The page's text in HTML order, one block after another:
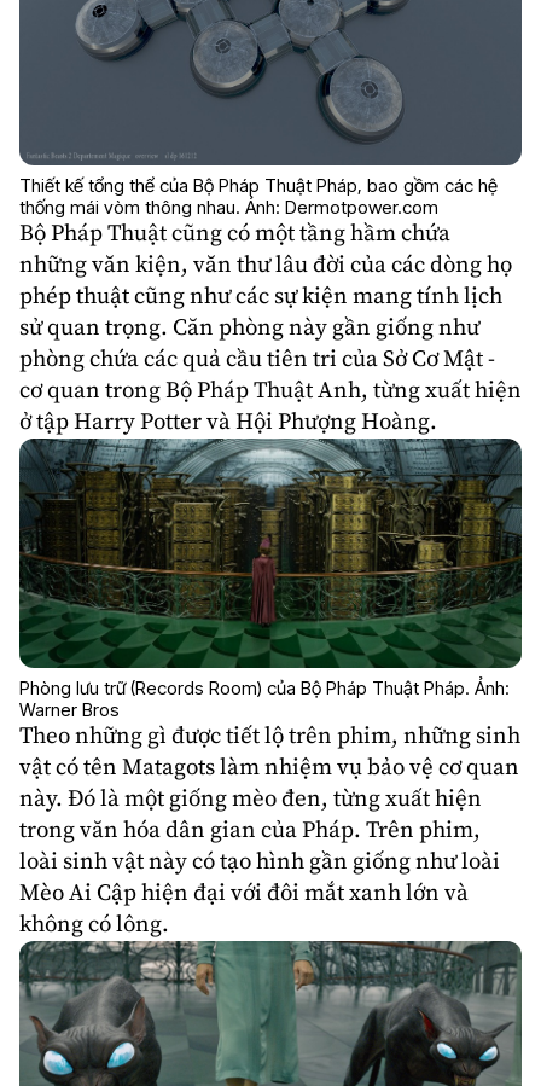
Thiết kế tổng thể của Bộ Pháp Thuật Pháp, bao gồm các hệ
thống mái vòm thông nhau. Ảnh: Dermotpower.com
Bộ Pháp Thuật cũng có một tầng hầm chứa
những văn kiện, văn thư lâu đời của các dòng họ
phép thuật cũng như các sự kiện mang tính lịch
sử quan trọng. Căn phòng này gần giống như
phòng chứa các quả cầu tiên tri của Sở Cơ Mật -
cơ quan trong Bộ Pháp Thuật Anh, từng xuất hiện
ở tập Harry Potter và Hội Phượng Hoàng.
Phòng lưu trữ (Records Room) của Bộ Pháp Thuật Pháp. Ảnh:
Warner Bros
Theo những gì được tiết lộ trên phim, những sinh
vật có tên Matagots làm nhiệm vụ bảo vệ cơ quan
này. Đó là một giống mèo đen, từng xuất hiện
trong văn hóa dân gian của Pháp. Trên phim,
loài sinh vật này có tạo hình gần giống như loài
Mèo Ai Cập hiện đại với đôi mắt xanh lớn và
không có lông.